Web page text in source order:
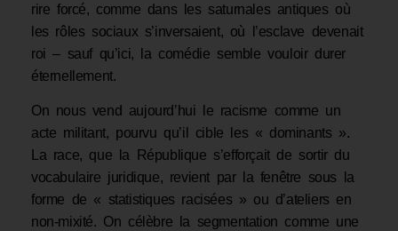
rire forcé, comme dans les saturnales antiques où
les rôles sociaux s’inversaient, où l’esclave devenait
roi – sauf qu’ici, la comédie semble vouloir durer
éternellement.
On nous vend aujourd’hui le racisme comme un
acte militant, pourvu qu’il cible les « dominants ».
La race, que la République s’efforçait de sortir du
vocabulaire juridique, revient par la fenêtre sous la
forme de « statistiques racisées » ou d’ateliers en
non-mixité. On célèbre la segmentation comme une